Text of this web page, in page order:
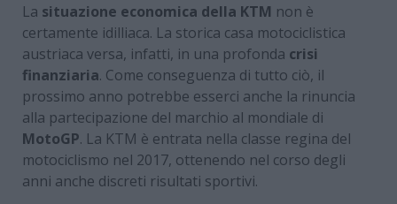
La situazione economica della KTM non è
certamente idilliaca. La storica casa motociclistica
austriaca versa, infatti, in una profonda crisi
finanziaria. Come conseguenza di tutto ciò, il
prossimo anno potrebbe esserci anche la rinuncia
alla partecipazione del marchio al mondiale di
MotoGP. La KTM è entrata nella classe regina del
motociclismo nel 2017, ottenendo nel corso degli
anni anche discreti risultati sportivi.